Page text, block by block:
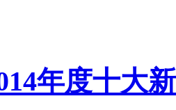
年度十大